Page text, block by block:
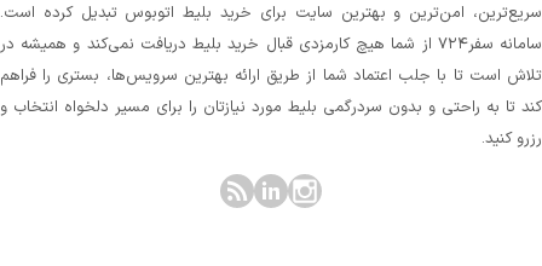
امن‌ترین و بهترین سایت برای خرید بلیط اتوبوس تبدیل کرده است.
سامانه سفر۷۲۴ از شما هیچ کارمزدی قبال خرید بلیط دریافت نمی‌کند و همیشه در
است تا با جلب اعتماد شما از طریق ارائه بهترین سرویس‌ها، بستری را فراهم
تا به راحتی و بدون سردرگمی بلیط مورد نیازتان را برای مسیر دلخواه انتخاب و
کنید.